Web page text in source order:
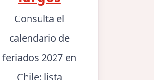
Consulta el
calendario de
feriados 2027 en
Chile: lista